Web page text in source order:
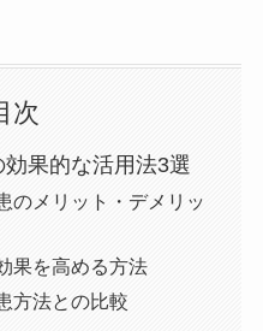
次
果的な活用法3選
のメリット・デメリッ
果を高める方法
方法との比較